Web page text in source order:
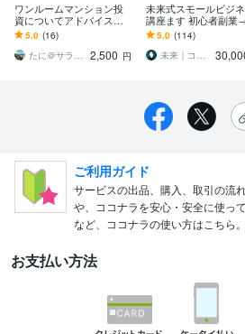
ワンルームマンション投
資についてアドバイスし
ます ⭐️⭐️⭐️初心者・中級者
向け⭐️⭐️⭐️
5.0 (16)
たに＠サラリーマン大家
2,500 円
未来式スモールビジ
講座ます 初心者副業
モール起業×実践AIス
獲得／自動／スマホ
5.0 (114)
未来｜コンテンツ起業ラボ
ご利用ガイド
サービスの出品、購入、取引の流
や、ココナラを安心・安全に使っ
など、ココナラの使い方はこちら。
お支払い方法